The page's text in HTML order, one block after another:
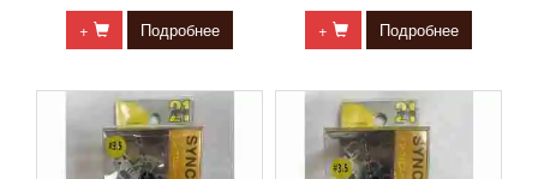
+ Подробнее + Подробнее